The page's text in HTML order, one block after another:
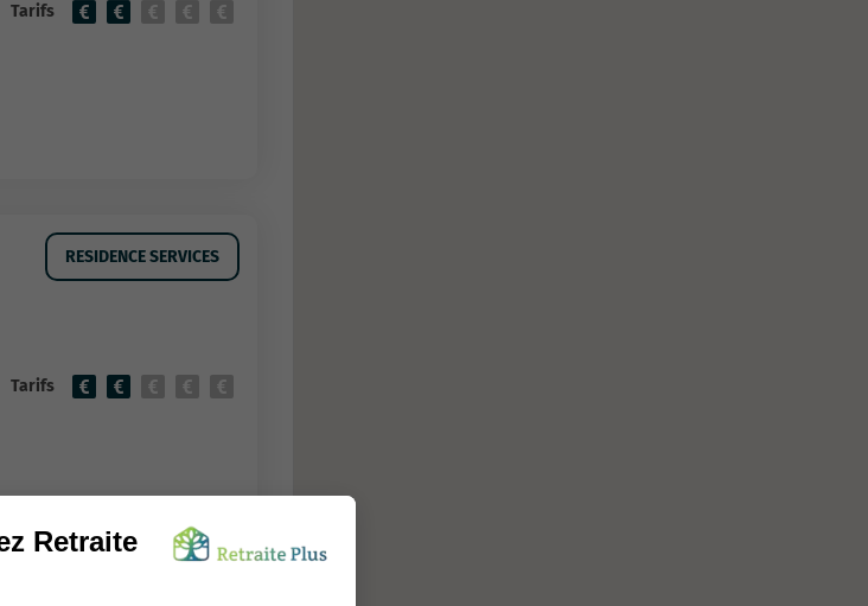
Tarifs
RESIDENCE SERVICES
Tarifs